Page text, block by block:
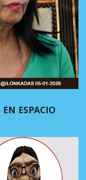
ESPACIO